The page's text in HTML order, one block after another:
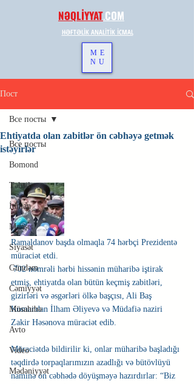
NƏQLİYYAT.COM
HƏFTƏLİK ANALİTİK İCMAL
ME
NU
Пост
Все посты
Bomond
Təhsil
İdman
Manşet
Siyasət
Gündəm
Cəmiyyət
Müsahibə
Avto
Video
Mədəniyyət
Все посты
Ehtiyatda olan zabitlər ön cəbhəyə getmək
istəyirlər
Ramaldanov başda olmaqla 74 hərbçi Prezidentə
müraciət etdi.
702 nömrəli hərbi hissənin müharibə iştirak
etmiş, ehtiyatda olan bütün keçmiş zabitləri,
gizirləri və əsgərləri ölkə başçısı, Ali Baş
Komandan İlham Əliyevə və Müdafiə naziri
Zakir Həsənova müraciət edib.
Müraciətdə bildirilir ki, onlar müharibə başladığı
təqdirdə torpaqlarımızın azadlığı və bütövlüyü
naminə ön cəbhədə döyüşməyə hazırdırlar: “Biz